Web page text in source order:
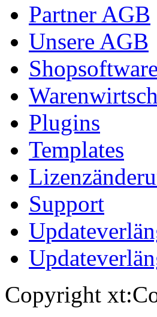
Partner AGB
Unsere AGB
Shopsoftware
Plugins
Templates
Support
Copyright